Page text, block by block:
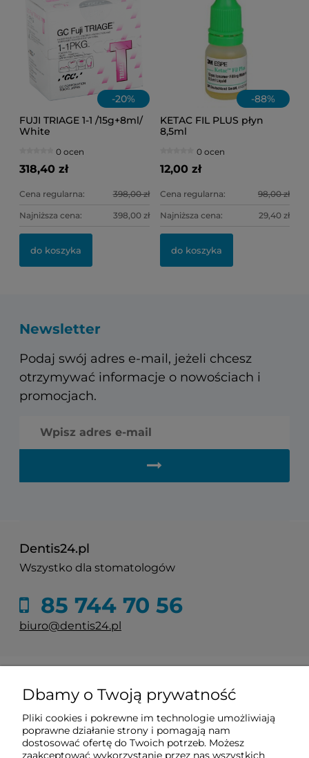
-20%
FUJI TRIAGE 1-1 /15g+8ml/
White
0 ocen
318,40 zł
Cena regularna: 398,00 zł
Najniższa cena: 398,00 zł
do koszyka
-88%
KETAC FIL PLUS płyn
8,5ml
0 ocen
12,00 zł
Cena regularna: 98,00 zł
Najniższa cena: 29,40 zł
do koszyka
Newsletter
Podaj swój adres e-mail, jeżeli chcesz
otrzymywać informacje o nowościach i
promocjach.
Dentis24.pl
Wszystko dla stomatologów
85 744 70 56
biuro@dentis24.pl
Zakupy
Dbamy o Twoją prywatność
Pliki cookies i pokrewne im technologie umożliwiają
poprawne działanie strony i pomagają nam
dostosować ofertę do Twoich potrzeb. Możesz
zaakceptować wykorzystanie przez nas wszystkich